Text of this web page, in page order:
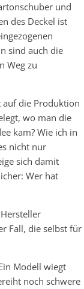
und
des Deckel ist
sind auch die
Weg zu
auf die Produktion
wo man die
kam? Wie ich in
nicht nur
sich damit
Wer hat
Fall, die selbst für
Modell wiegt
noch schwere